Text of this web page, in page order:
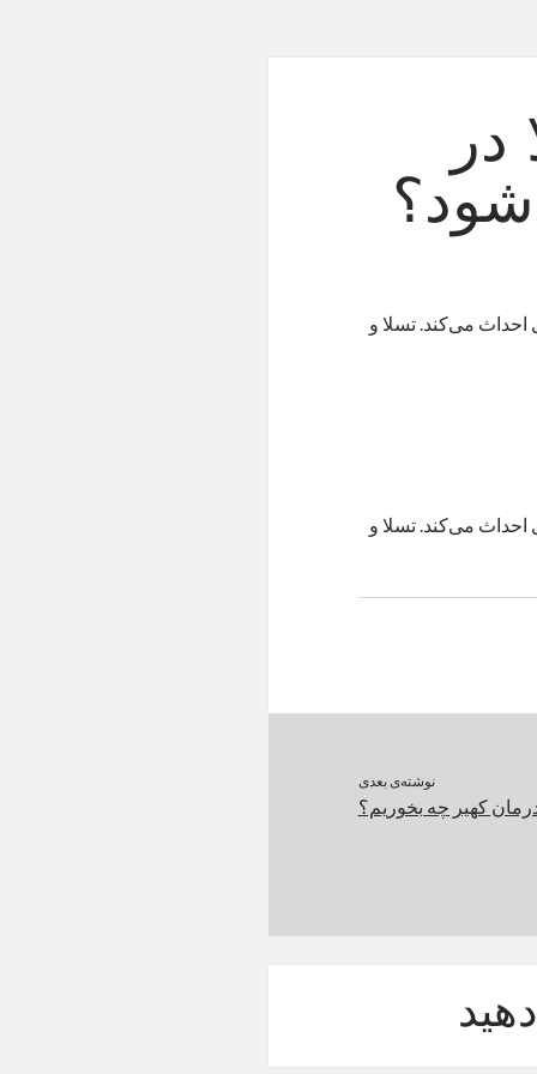
در
می‌کند. تسلا و
می‌کند. تسلا و
نوشته‌ی بعدی
کهیر چه بخوریم؟